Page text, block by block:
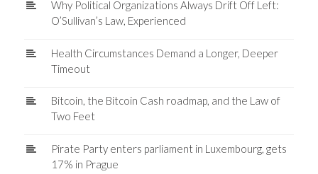
Why Political Organizations Always Drift Off Left:
O’Sullivan’s Law, Experienced
Health Circumstances Demand a Longer, Deeper
Timeout
Bitcoin, the Bitcoin Cash roadmap, and the Law of
Two Feet
Pirate Party enters parliament in Luxembourg, gets
17% in Prague